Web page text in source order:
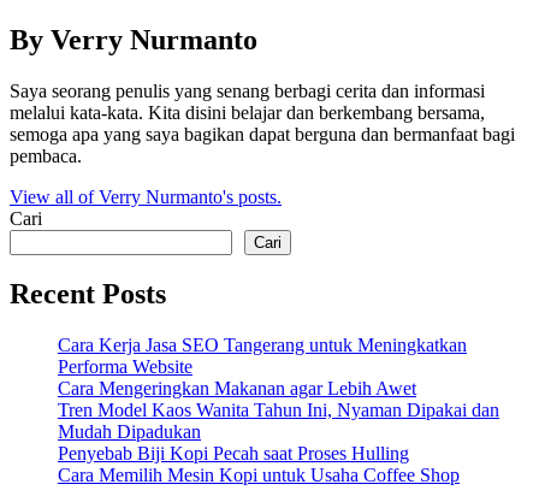
By Verry Nurmanto
Saya seorang penulis yang senang berbagi cerita dan informasi
melalui kata-kata. Kita disini belajar dan berkembang bersama,
semoga apa yang saya bagikan dapat berguna dan bermanfaat bagi
pembaca.
View all of Verry Nurmanto's posts.
Cari
Cari
Recent Posts
Cara Kerja Jasa SEO Tangerang untuk Meningkatkan
Performa Website
Cara Mengeringkan Makanan agar Lebih Awet
Tren Model Kaos Wanita Tahun Ini, Nyaman Dipakai dan
Mudah Dipadukan
Penyebab Biji Kopi Pecah saat Proses Hulling
Cara Memilih Mesin Kopi untuk Usaha Coffee Shop